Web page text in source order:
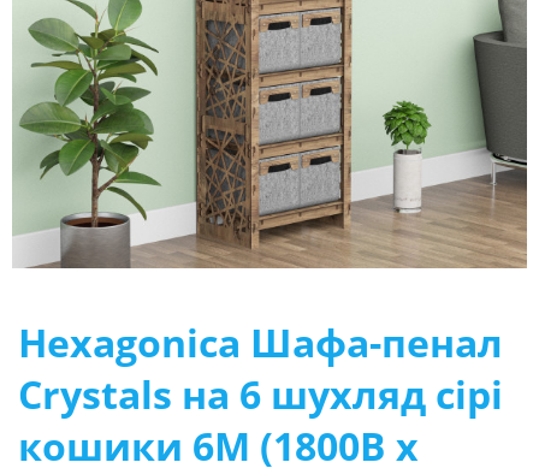
Hexagonica Шафа-пенал
Crystals на 6 шухляд сірі
кошики 6М (1800В х